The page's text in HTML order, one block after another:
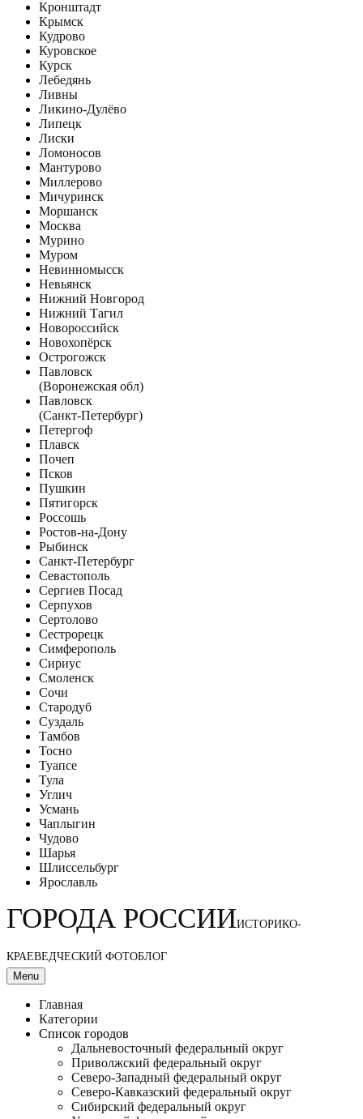
Кронштадт
Крымск
Кудрово
Куровское
Курск
Лебедянь
Ливны
Ликино-Дулёво
Липецк
Лиски
Ломоносов
Мантурово
Миллерово
Мичуринск
Моршанск
Москва
Мурино
Муром
Невинномысск
Невьянск
Нижний Новгород
Нижний Тагил
Новороссийск
Новохопёрск
Острогожск
Павловск
(Воронежская обл)
Павловск
(Санкт-Петербург)
Петергоф
Плавск
Почеп
Псков
Пушкин
Пятигорск
Россошь
Ростов-на-Дону
Рыбинск
Санкт-Петербург
Севастополь
Сергиев Посад
Серпухов
Сертолово
Сестрорецк
Симферополь
Сириус
Смоленск
Сочи
Стародуб
Суздаль
Тамбов
Тосно
Туапсе
Тула
Углич
Усмань
Чаплыгин
Чудово
Шарья
Шлиссельбург
Ярославль
ГОРОДА РОССИИИСТОРИКО-
КРАЕВЕДЧЕСКИЙ ФОТОБЛОГ
Menu
Главная
Категории
Список городов
Дальневосточный федеральный округ
Приволжский федеральный округ
Северо-Западный федеральный округ
Северо-Кавказский федеральный округ
Сибирский федеральный округ